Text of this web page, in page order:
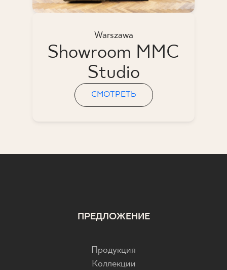
Warszawa
Showroom MMC
Studio
СМОТРЕТЬ
ПРЕДЛОЖЕНИЕ
Продукция
Коллекции